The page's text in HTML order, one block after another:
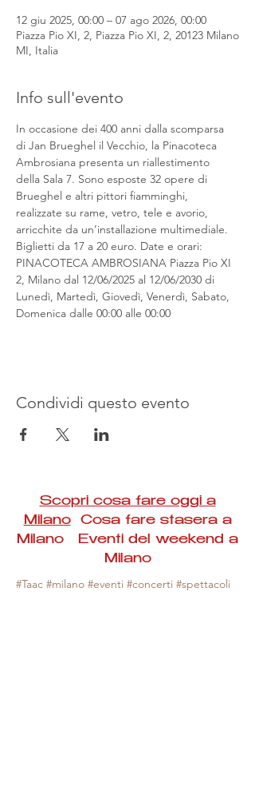
12 giu 2025, 00:00 – 07 ago 2026, 00:00
Piazza Pio XI, 2, Piazza Pio XI, 2, 20123 Milano
MI, Italia
Info sull'evento
In occasione dei 400 anni dalla scomparsa
di Jan Brueghel il Vecchio, la Pinacoteca
Ambrosiana presenta un riallestimento
della Sala 7. Sono esposte 32 opere di
Brueghel e altri pittori fiamminghi,
realizzate su rame, vetro, tele e avorio,
arricchite da un’installazione multimediale.
Biglietti da 17 a 20 euro. Date e orari:
PINACOTECA AMBROSIANA Piazza Pio XI
2, Milano dal 12/06/2025 al 12/06/2030 di
Lunedì, Martedì, Giovedì, Venerdì, Sabato,
Domenica dalle 00:00 alle 00:00
Condividi questo evento
Scopri cosa fare oggi a
MilanoCosa fare stasera a
Milano Eventi del weekend a
Milano
#Taac #milano #eventi #concerti #spettacoli